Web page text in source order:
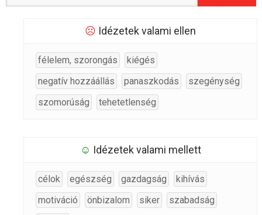
☹ Idézetek valami ellen
félelem, szorongás
kiégés
negatív hozzáállás
panaszkodás
szegénység
szomorúság
tehetetlenség
☺ Idézetek valami mellett
célok egészség gazdagság
kihívás
motiváció
önbizalom siker
szabadság